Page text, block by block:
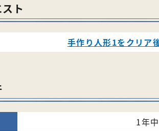
ト
手作り人形1をクリア
1年中